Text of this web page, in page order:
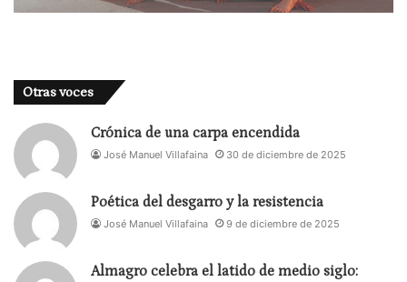
Otras voces
Crónica de una carpa encendida
José Manuel Villafaina 30 de diciembre de 2025
Poética del desgarro y la resistencia
José Manuel Villafaina 9 de diciembre de 2025
Almagro celebra el latido de medio siglo: